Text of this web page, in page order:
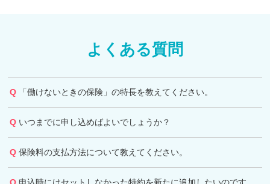
よくある質問
「働けないときの保険」の特長を教えてください。
いつまでに申し込めばよいでしょうか？
保険料の支払方法について教えてください。